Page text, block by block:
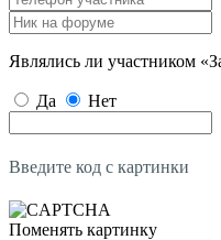
Являлись ли участником
Да Нет
Введите код с картинки
Поменять картинку